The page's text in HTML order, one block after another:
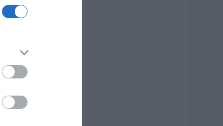
07.08.2026 | 20:57
της Εύβοιας: Δείτε
07.08.2026 | 20:40
Ποιοι και γιατί θα
πάρουν διπλάσια